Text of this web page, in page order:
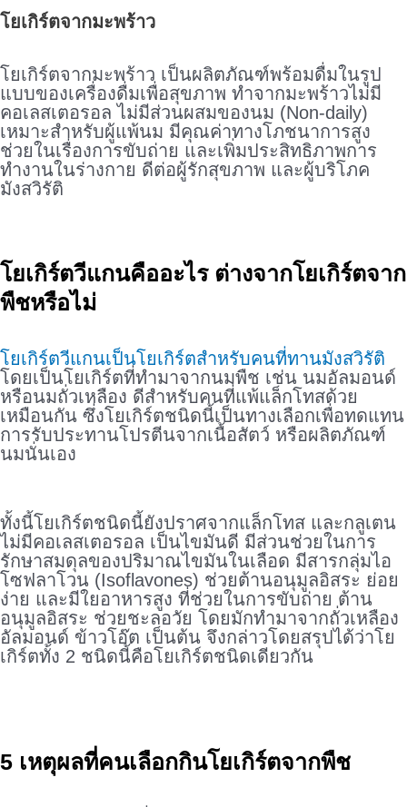
โยเกิร์ตจากมะพร้าว
โยเกิร์ตจากมะพร้าว เป็นผลิตภัณฑ์พร้อมดื่มในรูป
แบบของเครื่องดื่มเพื่อสุขภาพ ทำจากมะพร้าวไม่มี
คอเลสเตอรอล ไม่มีส่วนผสมของนม (Non-daily)
เหมาะสำหรับผู้แพ้นม มีคุณค่าทางโภชนาการสูง
ช่วยในเรื่องการขับถ่าย และเพิ่มประสิทธิภาพการ
ทำงานในร่างกาย ดีต่อผู้รักสุขภาพ และผู้บริโภค
มังสวิรัติ
โยเกิร์ตวีแกนคืออะไร ต่างจากโยเกิร์ตจาก
พืชหรือไม่
โยเกิร์ตวีแกนเป็นโยเกิร์ตสำหรับคนที่ทานมังสวิรัติ
โดยเป็นโยเกิร์ตที่ทำมาจากนมพืช เช่น นมอัลมอนด์
หรือนมถั่วเหลือง ดีสำหรับคนที่แพ้แล็กโทสด้วย
เหมือนกัน ซึ่งโยเกิร์ตชนิดนี้เป็นทางเลือกเพื่อทดแทน
การรับประทานโปรตีนจากเนื้อสัตว์ หรือผลิตภัณฑ์
นมนั่นเอง
ทั้งนี้โยเกิร์ตชนิดนี้ยังปราศจากแล็กโทส และกลูเตน
ไม่มีคอเลสเตอรอล เป็นไขมันดี มีส่วนช่วยในการ
รักษาสมดุลของปริมาณไขมันในเลือด มีสารกลุ่มไอ
โซฟลาโวน (Isoflavones) ช่วยต้านอนุมูลอิสระ ย่อย
ง่าย และมีใยอาหารสูง ที่ช่วยในการขับถ่าย ต้าน
อนุมูลอิสระ ช่วยชะลอวัย โดยมักทำมาจากถั่วเหลือง
อัลมอนด์ ข้าวโอ๊ต เป็นต้น จึงกล่าวโดยสรุปได้ว่าโย
เกิร์ตทั้ง 2 ชนิดนี้คือโยเกิร์ตชนิดเดียวกัน
5 เหตุผลที่คนเลือกกินโยเกิร์ตจากพืช